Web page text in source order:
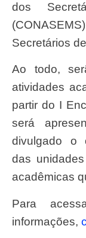
dos
Secretários
Ao todo, serão ofertadas 1.170 vagas. As
atividades
partir do I
será
divulgado o
das
acadêmicas
Para acessar o edital com todas as
informações,